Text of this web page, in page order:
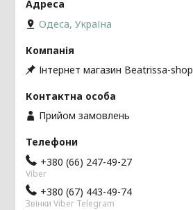
Одеса, Україна
Інтернет магазин Beatrissa-shop
Прийом замовлень
+380 (66) 247-49-27
Viber
+380 (67) 443-49-74
Звінки Viber Telegram